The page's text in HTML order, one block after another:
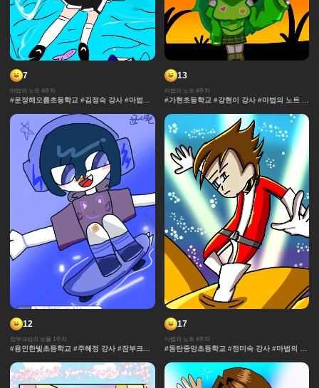
7
마법의 노트 4주차
#운정해오름초등학교 #김정숙 강사 #마법의
콘티 #날씨 #캐릭터 #아이돌 #액션 #컷만화
#창작 디자인 #마법 #노트 #채색기법 #연출
#무대
13
마법의 노트 4주차
#가현초등학교 #강현이 강사 #마법의 노트 #
날씨 #캐릭터 #아이돌 #액션 #컷만화 #창작
디자인 #마법 #노트 #채색기법 #연출 #무대
12
잠부크섬의 보물 1주차
#용인한빛초등학교 #주혜정 강사 #잠부크섬
험 #마법 #세계관 중세 #보물
17
마법의 노트 4주차
#동탄중앙초등학교 #정미숙 강사 #마법의 노
티 #날씨 #캐릭터 #아이돌 #액션 #컷만화 #
창작 디자인 #마법 #노트 #채색기법 #연출 #
무대